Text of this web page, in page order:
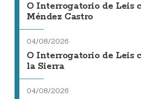
O Interrogatorio de Leis
Méndez Castro
04/08/2026
O Interrogatorio de Leis
la Sierra
04/08/2026